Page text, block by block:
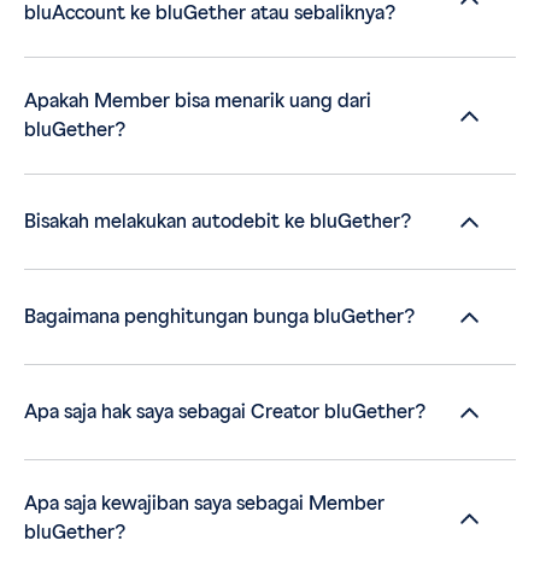
bluAccount ke bluGether atau sebaliknya?
Apakah Member bisa menarik uang dari
bluGether?
Bisakah melakukan autodebit ke bluGether?
Bagaimana penghitungan bunga bluGether?
Apa saja hak saya sebagai Creator bluGether?
Apa saja kewajiban saya sebagai Member
bluGether?